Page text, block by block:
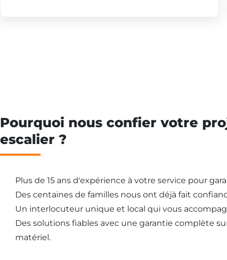
Pourquoi nous confier votre
escalier ?
Plus de 15 ans d'expérience à votre service pour
Des centaines de familles nous ont déjà fait
Un interlocuteur unique et local qui vous
Des solutions fiables avec une garantie complète
matériel.